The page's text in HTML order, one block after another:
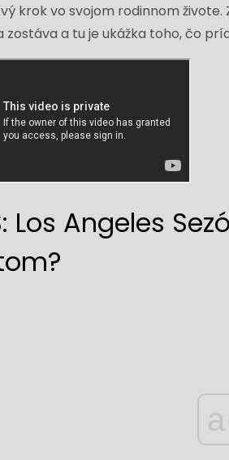
krok vo svojom rodinnom živote.
zostáva a tu je ukážka toho, čo
Los Angeles